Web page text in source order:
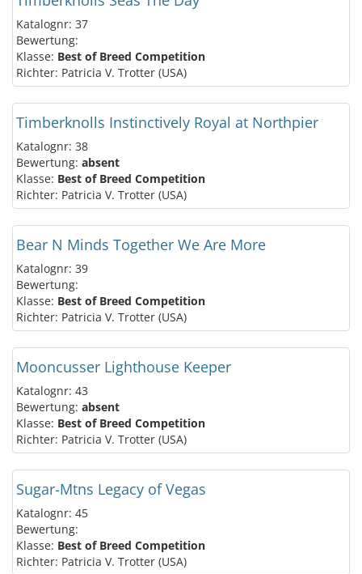
Katalognr: 37
Bewertung:
Klasse: Best of Breed Competition
Richter: Patricia V. Trotter (USA)
Timberknolls Instinctively Royal at Northpier
Katalognr: 38
Bewertung: absent
Klasse: Best of Breed Competition
Richter: Patricia V. Trotter (USA)
Bear N Minds Together We Are More
Katalognr: 39
Bewertung:
Klasse: Best of Breed Competition
Richter: Patricia V. Trotter (USA)
Mooncusser Lighthouse Keeper
Katalognr: 43
Bewertung: absent
Klasse: Best of Breed Competition
Richter: Patricia V. Trotter (USA)
Sugar-Mtns Legacy of Vegas
Katalognr: 45
Bewertung:
Klasse: Best of Breed Competition
Richter: Patricia V. Trotter (USA)